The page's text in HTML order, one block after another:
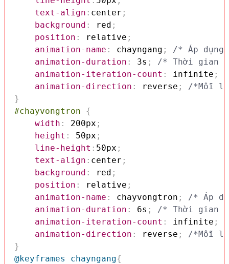
text-align : center ;
background : red ;
position : relative ;
animation-name : chayngang ;
/* Áp dụng
animation-duration : 3s ;
/* Thời gian
animation-iteration-count : infinite ;
animation-direction : reverse ;
/*Mỗi
}
#chayvongtron
{
width : 200px ;
height : 50px ;
line-height : 50px ;
text-align : center ;
background : red ;
position : relative ;
animation-name : chayvongtron ;
/* Áp
animation-duration : 6s ;
/* Thời gian
animation-iteration-count : infinite ;
animation-direction : reverse ;
/*Mỗi
}
@keyframes
chayngang{